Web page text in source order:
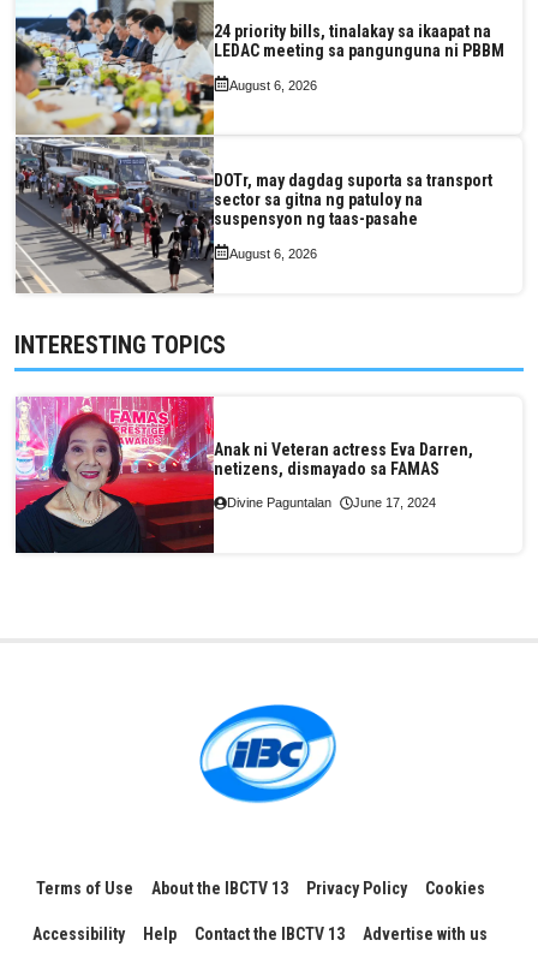
24 priority bills, tinalakay sa ikaapat na
LEDAC meeting sa pangunguna ni PBBM
August 6, 2026
DOTr, may dagdag suporta sa transport
sector sa gitna ng patuloy na
suspensyon ng taas-pasahe
August 6, 2026
INTERESTING TOPICS
Anak ni Veteran actress Eva Darren,
netizens, dismayado sa FAMAS
Divine Paguntalan June 17, 2024
Terms of Use About the IBCTV 13 Privacy Policy Cookies
Accessibility Help Contact the IBCTV 13 Advertise with us